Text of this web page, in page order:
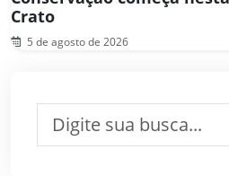
Crato
5 de agosto de 2026